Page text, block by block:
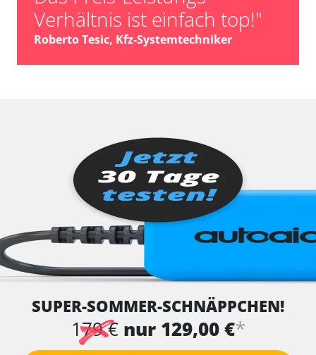
Verhältnis ist einfach top!"
Roberto Tesic, Kfz-Systemtechniker
SUPER-SOMMER-SCHNÄPPCHEN!
179 € nur 129,00 €*